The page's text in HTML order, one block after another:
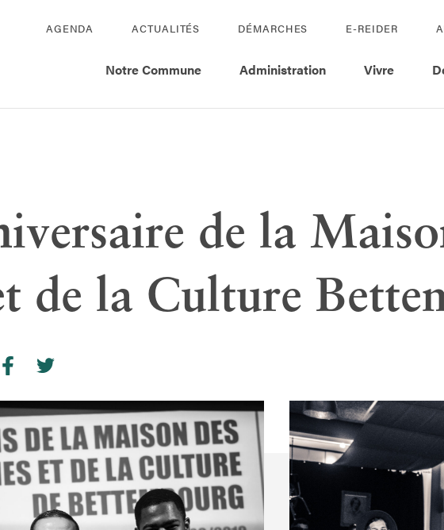
AGENDA ACTUALITÉS DÉMARCHES E-REIDER
Notre Commune Administration Vivre
de la
de la Culture
on facebook